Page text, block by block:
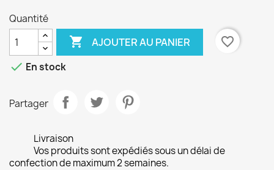
Quantité
 AJOUTER AU PANIER
favorite_border
 En stock
Partager
Livraison
Vos produits sont expédiés sous un délai de
confection de maximum 2 semaines.